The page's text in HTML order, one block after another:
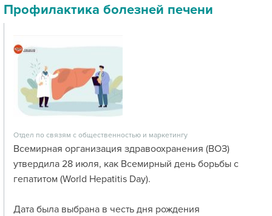
Профилактика болезней печени
Отдел по связям с общественностью и маркетингу
Всемирная организация здравоохранения (ВОЗ)
утвердила 28 июля, как Всемирный день борьбы с
гепатитом (World Hepatitis Day).
Дата была выбрана в честь дня рождения